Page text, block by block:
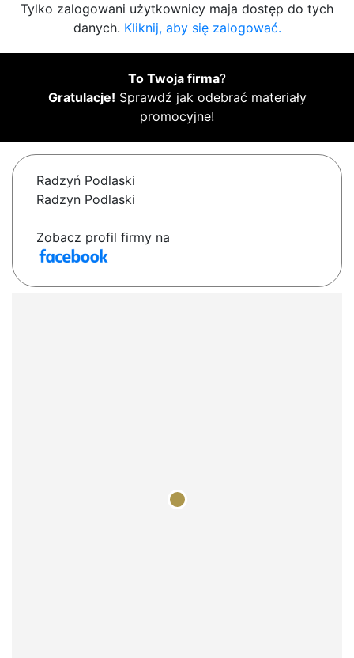
Tylko zalogowani użytkownicy maja dostęp do tych
danych. Kliknij, aby się zalogować.
To Twoja firma?
Gratulacje! Sprawdź jak odebrać materiały
promocyjne!
Radzyń Podlaski
Radzyn Podlaski
Zobacz profil firmy na